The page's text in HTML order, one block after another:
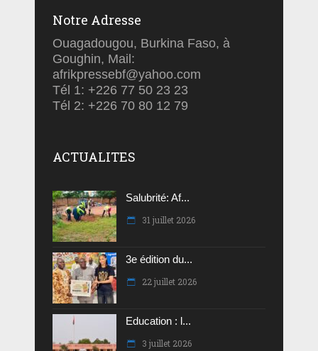
Notre Adresse
Ouagadougou, Burkina Faso, à
Goughin, Mail:
afrikpressebf@yahoo.com
Tél 1: +226 77 50 23 23
Tél 2: +226 70 80 12 79
ACTUALITES
Salubrité: Af...
31 juillet 2026
3e édition du...
22 juillet 2026
Education : l...
3 juillet 2026